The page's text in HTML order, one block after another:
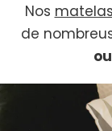
Nos
de
ou